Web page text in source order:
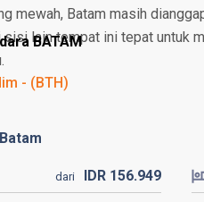
mewah, Batam masih
sisi lain tempat ini tepat untuk
BATAM
- (BTH)
dari IDR 156.949